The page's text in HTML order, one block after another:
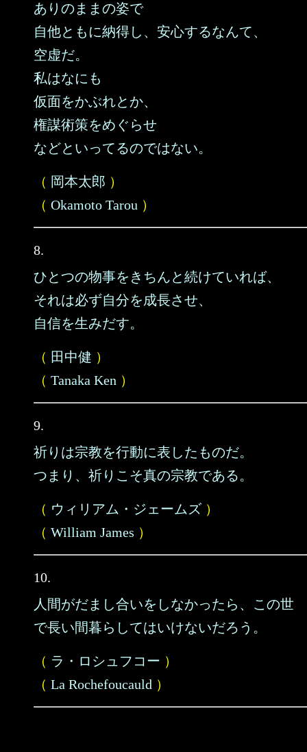
ありのままの姿で
自他ともに納得し、安心するなんて、
空虚だ。
私はなにも
仮面をかぶれとか、
権謀術策をめぐらせ
などといってるのではない。
（ 岡本太郎 ）
（ Okamoto Tarou ）
8.
ひとつの物事をきちんと続けていれば、
それは必ず自分を成長させ、
自信を生みだす。
（ 田中健 ）
（ Tanaka Ken ）
9.
祈りは宗教を行動に表したものだ。
つまり、祈りこそ真の宗教である。
（ ウィリアム・ジェームズ ）
（ William James ）
10.
人間がだまし合いをしなかったら、この世
で長い間暮らしてはいけないだろう。
（ ラ・ロシュフコー ）
（ La Rochefoucauld ）